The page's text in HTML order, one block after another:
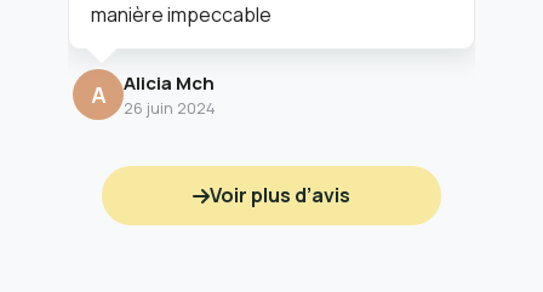
manière impeccable
A Alicia Mch
26 juin 2024
Voir plus d’avis